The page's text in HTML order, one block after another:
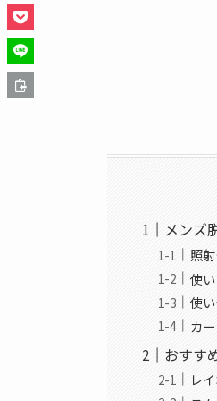
メンズ
照
使
使
カ
おすす
レ